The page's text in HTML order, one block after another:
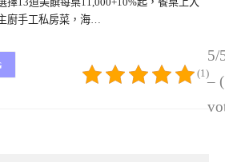
廚手工私房菜，海…
5/
–
(1)